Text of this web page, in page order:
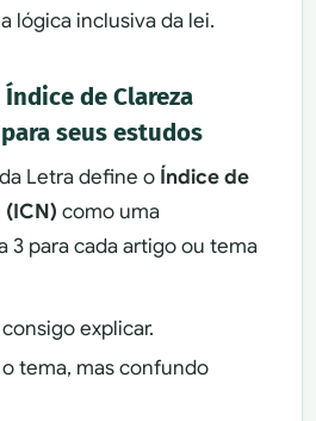
lógica inclusiva da lei.
de Clareza
seus estudos
Letra define o Índice de
como uma
3 para cada artigo ou tema
explicar.
tema, mas confundo